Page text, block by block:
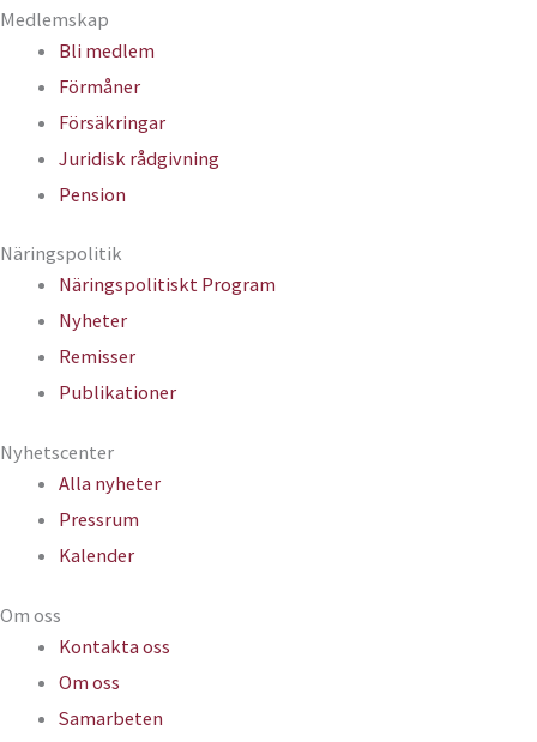
Medlemskap
Bli medlem
Förmåner
Försäkringar
Juridisk rådgivning
Pension
Näringspolitik
Näringspolitiskt Program
Nyheter
Remisser
Publikationer
Nyhetscenter
Alla nyheter
Pressrum
Kalender
Om oss​
Kontakta oss
Om oss
Samarbeten